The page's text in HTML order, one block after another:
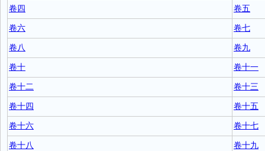
卷四 卷五
卷六 卷七
卷八 卷九
卷十 卷十一
卷十二 卷十三
卷十四 卷十五
卷十六 卷十七
卷十八 卷十九